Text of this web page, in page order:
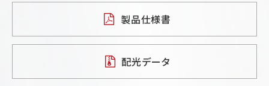
製品仕様書
配光データ